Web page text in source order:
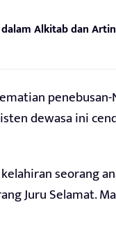
Alkitab dan
dewasa ini
seorang
Juru Selamat.